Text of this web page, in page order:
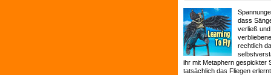
dass
verließ
rechtlich
ihr mit Metaphern gespickter
tatsächlich das Fliegen